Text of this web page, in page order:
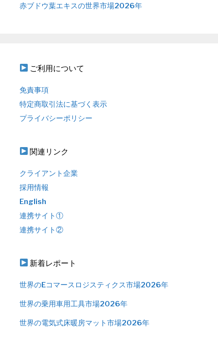
赤ブドウ葉エキスの世界市場2026年
ご利用について
免責事項
特定商取引法に基づく表示
プライバシーポリシー
関連リンク
クライアント企業
採用情報
English
連携サイト①
連携サイト②
新着レポート
世界のEコマースロジスティクス市場2026年
世界の乗用車用工具市場2026年
世界の電気式床暖房マット市場2026年